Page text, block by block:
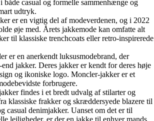
casual og formelle sammenhænge og
udtryk.
er en vigtig del af modeverdenen, og i 2022
øje med. Årets jakkemode kan omfatte alt
til klassiske trenchcoats eller retro-inspirerede
er en anerkendt luksusmodebrand, der
jakker. Deres jakker er kendt for deres høje
og ikoniske logo. Moncler-jakker er et
forbrugere.
findes i et bredt udvalg af stilarter og
klassiske frakker og skræddersyede blazere til
casual denimjakker. Uanset om det er til
lejligheder, er der en jakke til enhver mands